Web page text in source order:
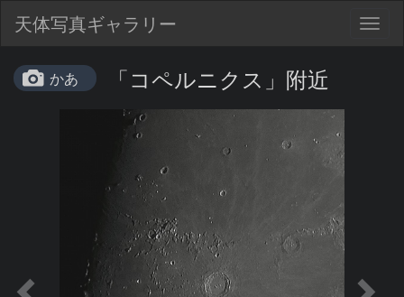
天体写真ギャラリー
かあ 「コペルニクス」附近